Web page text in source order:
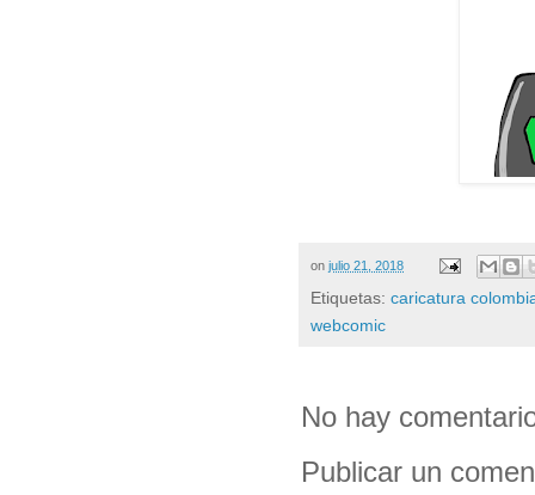
on julio 21, 2018
Etiquetas: caricatura
webcomic
No hay
Publicar un